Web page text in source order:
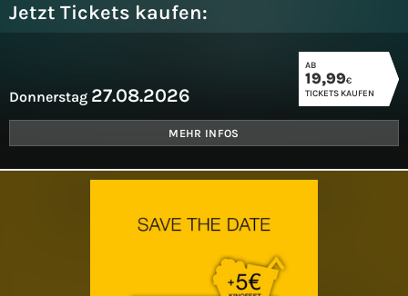
Jetzt Tickets kaufen:
Donnerstag 27.08.2026
AB
19,99€
TICKETS KAUFEN
MEHR INFOS